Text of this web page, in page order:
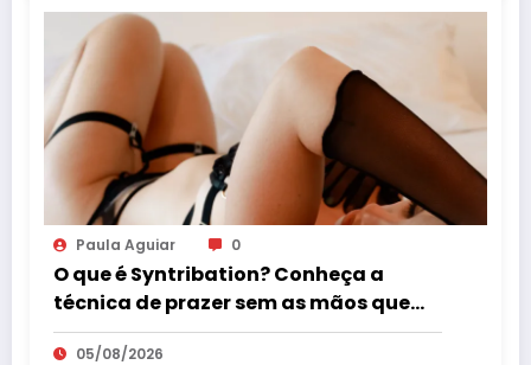
Paula Aguiar 0
O que é Syntribation? Conheça a
técnica de prazer sem as mãos que
virou tendência mundial
05/08/2026